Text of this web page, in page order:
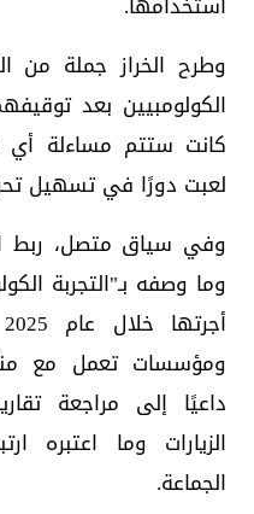
وطرح الخراز جملة من
الكولومبيين بعد
كانت ستتم مساءلة
لعبت دورًا في تسهيل
وفي سياق متصل، ربط
وما وصفه بـ"التجربة
ومؤسسات تعمل مع
داعيًا إلى مراجعة
الزيارات وما اعتبره
الجماعة.